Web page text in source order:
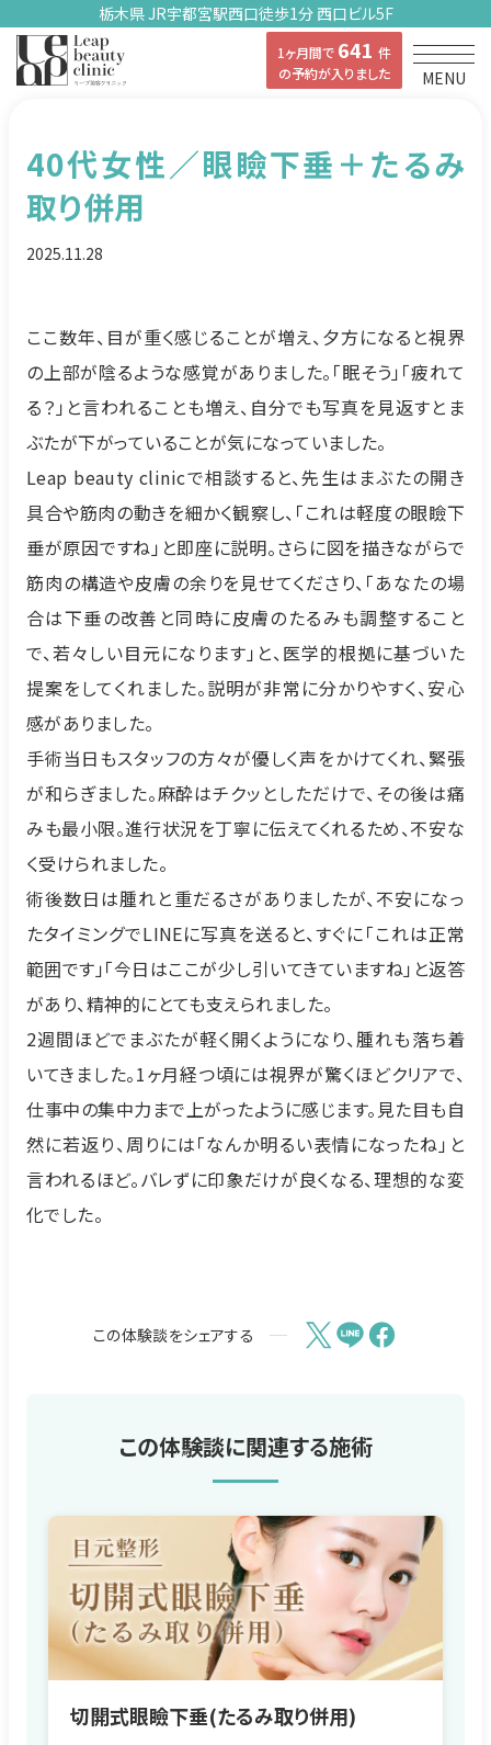
栃木県 JR宇都宮駅西口徒歩1分 西口ビル5F
1ヶ月間で 641 件
の予約が入りました
MENU
40代女性／眼瞼下垂＋たるみ
取り併用
2025.11.28
ここ数年、目が重く感じることが増え、夕方になると視界
の上部が陰るような感覚がありました。「眠そう」「疲れて
る？」と言われることも増え、自分でも写真を見返すとま
ぶたが下がっていることが気になっていました。
Leap beauty clinicで相談すると、先生はまぶたの開き
具合や筋肉の動きを細かく観察し、「これは軽度の眼瞼下
垂が原因ですね」と即座に説明。さらに図を描きながらで
筋肉の構造や皮膚の余りを見せてくださり、「あなたの場
合は下垂の改善と同時に皮膚のたるみも調整すること
で、若々しい目元になります」と、医学的根拠に基づいた
提案をしてくれました。説明が非常に分かりやすく、安心
感がありました。
手術当日もスタッフの方々が優しく声をかけてくれ、緊張
が和らぎました。麻酔はチクッとしただけで、その後は痛
みも最小限。進行状況を丁寧に伝えてくれるため、不安な
く受けられました。
術後数日は腫れと重だるさがありましたが、不安になっ
たタイミングでLINEに写真を送ると、すぐに「これは正常
範囲です」「今日はここが少し引いてきていますね」と返答
があり、精神的にとても支えられました。
2週間ほどでまぶたが軽く開くようになり、腫れも落ち着
いてきました。1ヶ月経つ頃には視界が驚くほどクリアで、
仕事中の集中力まで上がったように感じます。見た目も自
然に若返り、周りには「なんか明るい表情になったね」と
言われるほど。バレずに印象だけが良くなる、理想的な変
化でした。
この体験談をシェアする
この体験談に関連する施術
切開式眼瞼下垂(たるみ取り併用)